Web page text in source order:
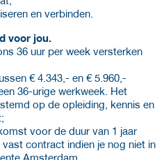
en verbinden.
voor jou.
36 uur per week versterken
€ 4.343,- en € 5.960,-
36-urige werkweek. Het
op de opleiding, kennis en
voor de duur van 1 jaar
contract indien je nog niet in
Amsterdam.